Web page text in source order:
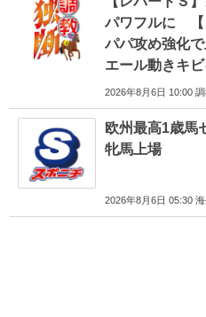
パワフルに 【
パパ攻め強化
エール動きキ
2026年8月6日 10:00
欧州最高1歳馬
牝馬上場
2026年8月6日 05:30